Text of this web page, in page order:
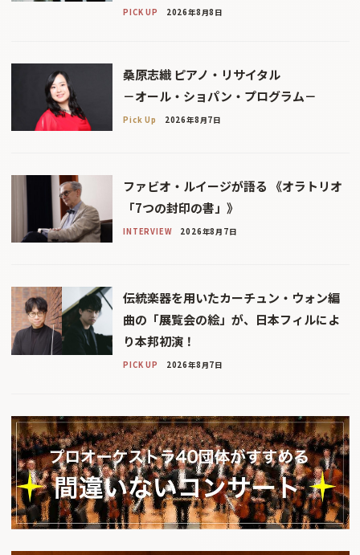
PICK UP 2026年8月8日
桑原志織 ピアノ・リサイタル
－オール・ショパン・プログラム－
Pick Up 2026年8月7日
ファビオ・ルイージが語る 《オラトリオ
「7つの封印の書」》
INTERVIEW 2026年8月7日
伝統楽器を用いたカーチュン・ウォン編
曲の「展覧会の絵」が、日本フィルによ
り本邦初演！
PICK UP 2026年8月7日